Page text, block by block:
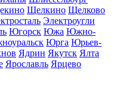
Щелкино Щелково
Электроугли
Югорск Южа Южно-
Юрга Юрьев-
Ядрин Якутск Ялта
Ярославль Ярцево